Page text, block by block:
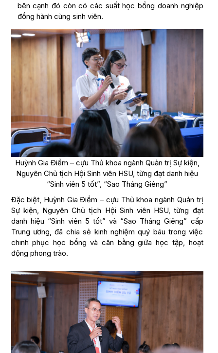
bên cạnh đó còn có các suất học bổng doanh nghiệp
đồng hành cùng sinh viên.
Huỳnh Gia Điềm – cựu Thủ khoa ngành Quản trị Sự kiện,
Nguyên Chủ tịch Hội Sinh viên HSU, từng đạt danh hiệu
“Sinh viên 5 tốt”, “Sao Tháng Giêng”
Đặc biệt, Huỳnh Gia Điềm – cựu Thủ khoa ngành Quản trị
Sự kiện, Nguyên Chủ tịch Hội Sinh viên HSU, từng đạt
danh hiệu “Sinh viên 5 tốt” và “Sao Tháng Giêng” cấp
Trung ương, đã chia sẻ kinh nghiệm quý báu trong việc
chinh phục học bổng và cân bằng giữa học tập, hoạt
động phong trào.